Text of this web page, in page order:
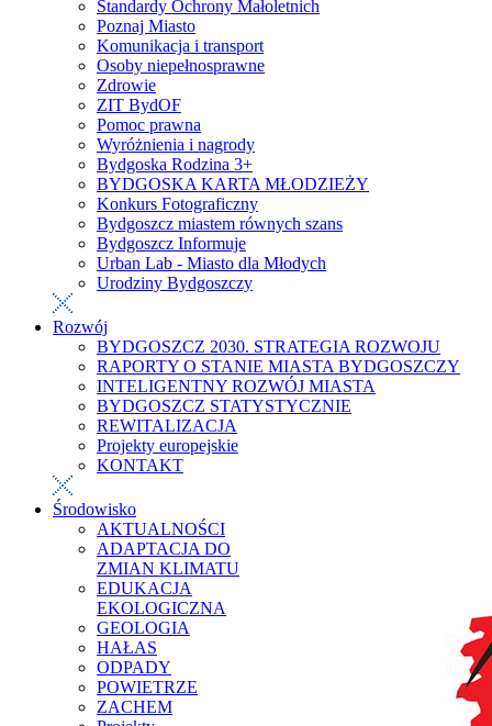
Standardy Ochrony Małoletnich
Poznaj Miasto
Komunikacja i transport
Osoby niepełnosprawne
Zdrowie
ZIT BydOF
Pomoc prawna
Wyróżnienia i nagrody
Bydgoska Rodzina 3+
BYDGOSKA KARTA MŁODZIEŻY
Konkurs Fotograficzny
Bydgoszcz miastem równych szans
Bydgoszcz Informuje
Urban Lab - Miasto dla Młodych
Urodziny Bydgoszczy
Rozwój
BYDGOSZCZ 2030. STRATEGIA ROZWOJU
RAPORTY O STANIE MIASTA BYDGOSZCZY
INTELIGENTNY ROZWÓJ MIASTA
BYDGOSZCZ STATYSTYCZNIE
REWITALIZACJA
Projekty europejskie
KONTAKT
Środowisko
AKTUALNOŚCI
ADAPTACJA DO
ZMIAN KLIMATU
EDUKACJA
EKOLOGICZNA
GEOLOGIA
HAŁAS
ODPADY
POWIETRZE
ZACHEM